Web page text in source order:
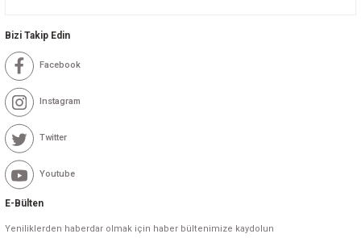
Bizi Takip Edin
Facebook
Instagram
Twitter
Youtube
E-Bülten
Yeniliklerden haberdar olmak için haber bültenimize kaydolun